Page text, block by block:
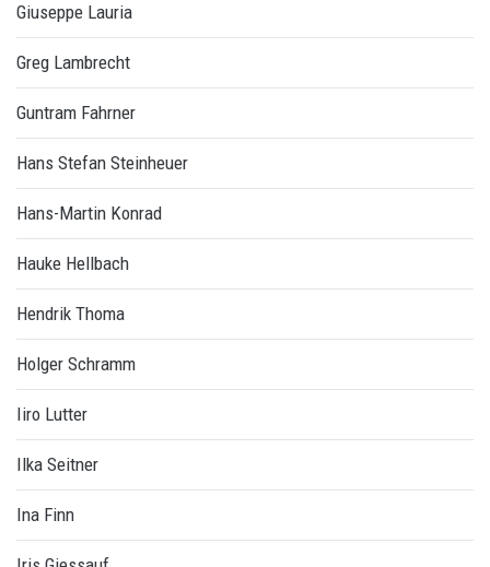
Giuseppe Lauria
Greg Lambrecht
Guntram Fahrner
Hans Stefan Steinheuer
Hans-Martin Konrad
Hauke Hellbach
Hendrik Thoma
Holger Schramm
Iiro Lutter
Ilka Seitner
Ina Finn